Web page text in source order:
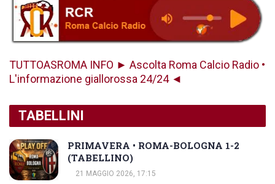
TUTTOASROMA INFO ► Ascolta Roma Calcio Radio •
L'informazione giallorossa 24/24 ◄
TABELLINI
PRIMAVERA • ROMA-BOLOGNA 1-2
(TABELLINO)
21 MAGGIO 2026, 17:15